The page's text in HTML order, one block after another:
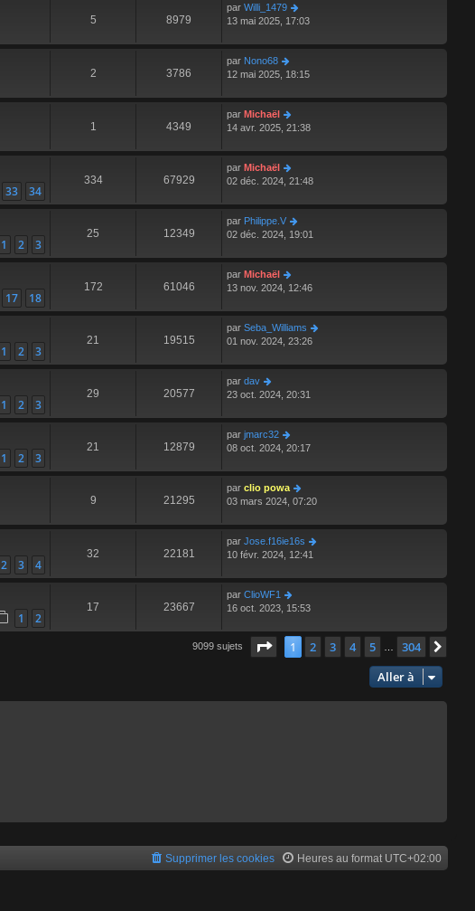
5 8979
par Willi_1479
13 mai 2025, 17:03
2 3786
par Nono68
12 mai 2025, 18:15
1 4349
par Michaël
14 avr. 2025, 21:38
33 34
334 67929
par Michaël
02 déc. 2024, 21:48
1 2 3
25 12349
par Philippe.V
02 déc. 2024, 19:01
17 18
172 61046
par Michaël
13 nov. 2024, 12:46
1 2 3
21 19515
par Seba_Williams
01 nov. 2024, 23:26
1 2 3
29 20577
par dav
23 oct. 2024, 20:31
1 2 3
21 12879
par jmarc32
08 oct. 2024, 20:17
9 21295
par clio powa
03 mars 2024, 07:20
2 3 4
32 22181
par Jose.f16ie16s
10 févr. 2024, 12:41
1 2
17 23667
par ClioWF1
16 oct. 2023, 15:53
9099 sujets Page sur304
1 2 3 4 5 304
Aller à
Heures au format UTC+02:00
Supprimer les cookies